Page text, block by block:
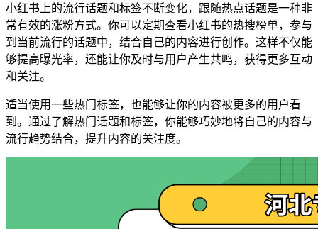
小红书上的流行话题和标签不断变化，跟随热点话题是一种非
常有效的涨粉方式。你可以定期查看小红书的热搜榜单，参与
到当前流行的话题中，结合自己的内容进行创作。这样不仅能
够提高曝光率，还能让你及时与用户产生共鸣，获得更多互动
和关注。
适当使用一些热门标签，也能够让你的内容被更多的用户看
到。通过了解热门话题和标签，你能够巧妙地将自己的内容与
流行趋势结合，提升内容的关注度。